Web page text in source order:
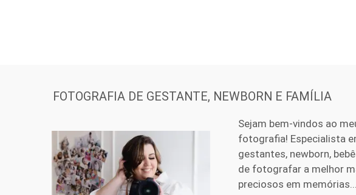
FOTOGRAFIA DE GESTANTE, NEWBORN E FAMÍLIA
Sejam bem-vindos ao
fotografia! Especialista
gestantes, newborn,
de fotografar a melhor
preciosos em memórias...